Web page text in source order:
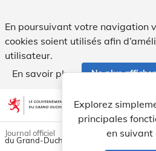
En poursuivant votre navigation
cookies soient utilisés afin
utilisateur.
En savoir plus
Ne plus
Aller au contenu account_circle
Explorez
principales
en suivant
Journal officiel
du Grand-Duché de Luxembourg